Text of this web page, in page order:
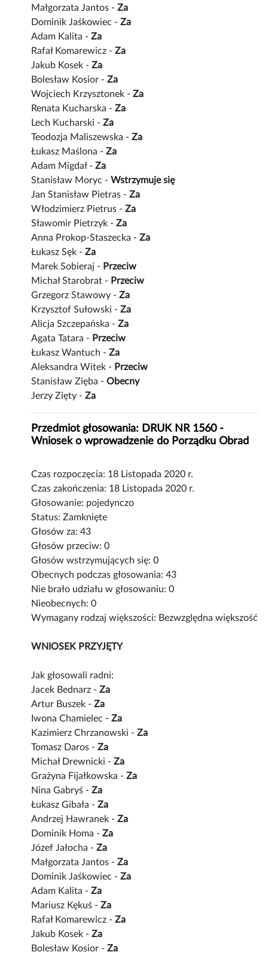
Małgorzata Jantos -Za
Dominik Jaśkowiec -Za
Adam Kalita -Za
Rafał Komarewicz -Za
Jakub Kosek -Za
Bolesław Kosior -Za
Wojciech Krzysztonek -Za
Renata Kucharska -Za
Lech Kucharski -Za
Teodozja Maliszewska -Za
Łukasz Maślona -Za
Adam Migdał -Za
Stanisław Moryc -Wstrzymuje się
Jan Stanisław Pietras -Za
Włodzimierz Pietrus -Za
Sławomir Pietrzyk -Za
Anna Prokop-Staszecka -Za
Łukasz Sęk -Za
Marek Sobieraj - Przeciw
Michał Starobrat - Przeciw
Grzegorz Stawowy -Za
Krzysztof Sułowski -Za
Alicja Szczepańska -Za
Agata Tatara - Przeciw
Łukasz Wantuch -Za
Aleksandra Witek - Przeciw
Stanisław Zięba -Obecny
Jerzy Zięty -Za
Przedmiot głosowania: DRUK NR 1560 -
Wniosek o wprowadzenie do Porządku Obrad
Czas rozpoczęcia: 18 Listopada 2020 r.
Czas zakończenia: 18 Listopada 2020 r.
Głosowanie: pojedynczo
Status: Zamknięte
Głosów za: 43
Głosów przeciw: 0
Głosów wstrzymujących się: 0
Obecnych podczas głosowania: 43
Nie brało udziału w głosowaniu: 0
Nieobecnych: 0
Wymagany rodzaj większości: Bezwzględna większość
WNIOSEK PRZYJĘTY
Jak głosowali radni:
Jacek Bednarz -Za
Artur Buszek -Za
Iwona Chamielec -Za
Kazimierz Chrzanowski -Za
Tomasz Daros -Za
Michał Drewnicki -Za
Grażyna Fijałkowska -Za
Nina Gabryś -Za
Łukasz Gibała -Za
Andrzej Hawranek -Za
Dominik Homa -Za
Józef Jałocha -Za
Małgorzata Jantos -Za
Dominik Jaśkowiec -Za
Adam Kalita -Za
Mariusz Kękuś -Za
Rafał Komarewicz -Za
Jakub Kosek -Za
Bolesław Kosior -Za